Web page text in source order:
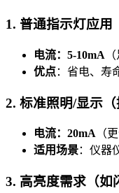
1. 普通指示灯应用
电流：5-10mA
优点：省电、寿
2. 标准照明/显示（
电流：20mA （
适用场景：仪器
3. 高亮度需求（如